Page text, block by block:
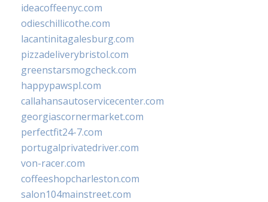
ideacoffeenyc.com
odieschillicothe.com
lacantinitagalesburg.com
pizzadeliverybristol.com
greenstarsmogcheck.com
happypawspl.com
callahansautoservicecenter.com
georgiascornermarket.com
perfectfit24-7.com
portugalprivatedriver.com
von-racer.com
coffeeshopcharleston.com
salon104mainstreet.com